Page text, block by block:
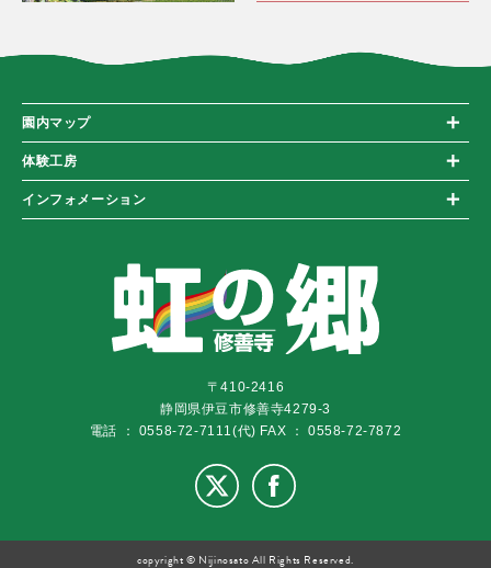
〒410-2416
静岡県伊豆市修善寺4279-3
電話 ： 0558-72-7111(代) FAX ： 0558-72-7872
園内マップ
体験工房
インフォメーション
copyright © Nijinosato All Rights Reserved.